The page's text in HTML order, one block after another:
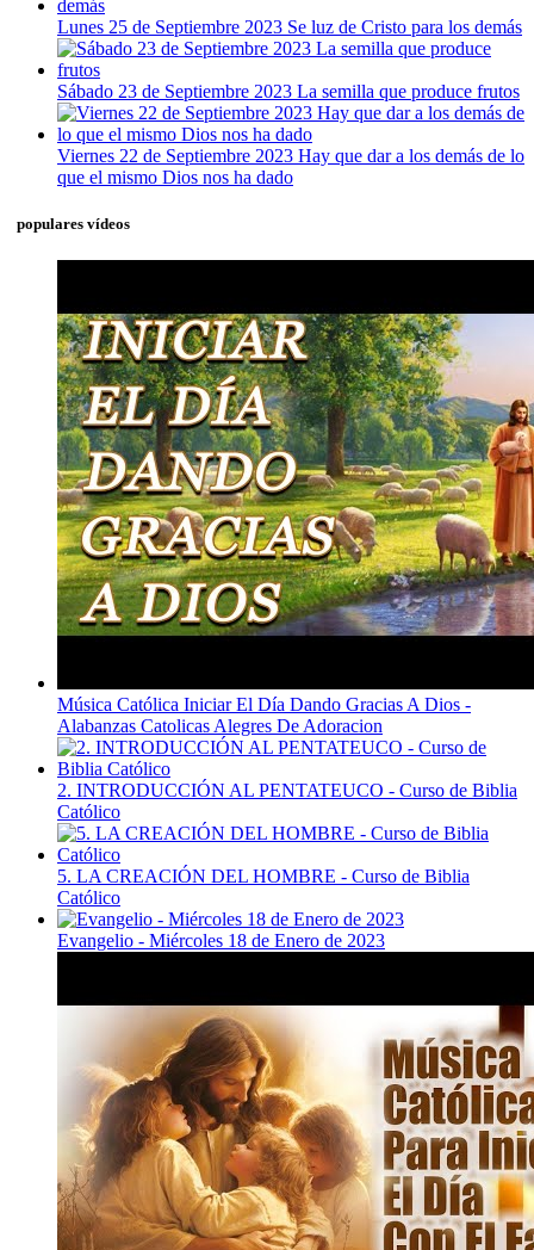
Lunes 25 de Septiembre 2023 Se luz de Cristo para los demás
Sábado 23 de Septiembre 2023 La semilla que produce frutos
Viernes 22 de Septiembre 2023 Hay que dar a los demás de lo
que el mismo Dios nos ha dado
populares vídeos
Música Católica Iniciar El Día Dando Gracias A Dios -
Alabanzas Catolicas Alegres De Adoracion
2. INTRODUCCIÓN AL PENTATEUCO - Curso de Biblia
Católico
5. LA CREACIÓN DEL HOMBRE - Curso de Biblia
Católico
Evangelio - Miércoles 18 de Enero de 2023